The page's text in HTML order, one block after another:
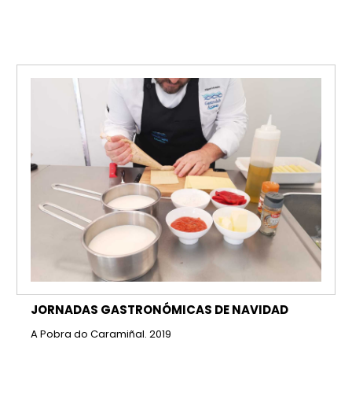
JORNADAS GASTRONÓMICAS DE NAVIDAD
A Pobra do Caramiñal. 2019